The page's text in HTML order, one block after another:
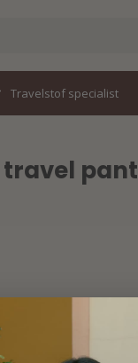
Travelstof specialist